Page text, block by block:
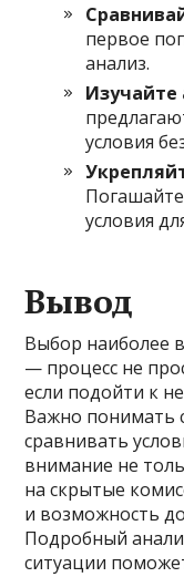
первое
анализ.
Изучайте
условия
условия
Вывод
Выбор наиболее
— процесс не
если подойти к
Важно понимать
сравнивать
внимание не
на скрытые
и возможность
Подробный
ситуации